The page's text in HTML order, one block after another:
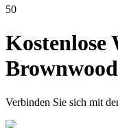
50
Brownwood
Verbinden Sie sich mit